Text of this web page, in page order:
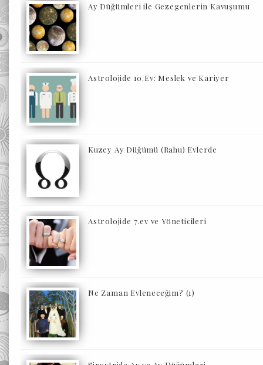
Ay Düğümleri ile Gezegenlerin Kavuşumu
Astrolojide 10.Ev: Meslek ve Kariyer
Kuzey Ay Düğümü (Rahu) Evlerde
Astrolojide 7.ev ve Yöneticileri
Ne Zaman Evleneceğim? (1)